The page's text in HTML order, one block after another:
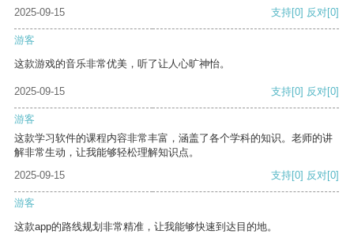
2025-09-15 支持[0] 反对[0]
游客
这款游戏的音乐非常优美，听了让人心旷神怡。
2025-09-15 支持[0] 反对[0]
游客
这款学习软件的课程内容非常丰富，涵盖了各个学科的知识。老师的讲
解非常生动，让我能够轻松理解知识点。
2025-09-15
支持[0] 反对[0]
游客
这款app的路线规划非常精准，让我能够快速到达目的地。